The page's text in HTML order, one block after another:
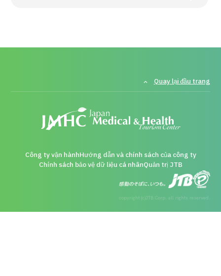
Tiếng Anh
Liên hệ
Quay lại đầu trang
Công ty vận hànhHướng dẫn và chính sách của công ty
Chính sách bảo vệ dữ liệu cá nhânQuản trị JTB
copyright (c)JTB Corp. all rights reserved.